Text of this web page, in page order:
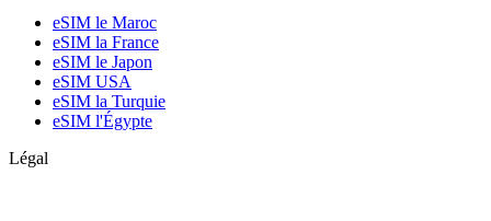
eSIM le Maroc
eSIM la France
eSIM le Japon
eSIM USA
eSIM la Turquie
eSIM l'Égypte
Légal